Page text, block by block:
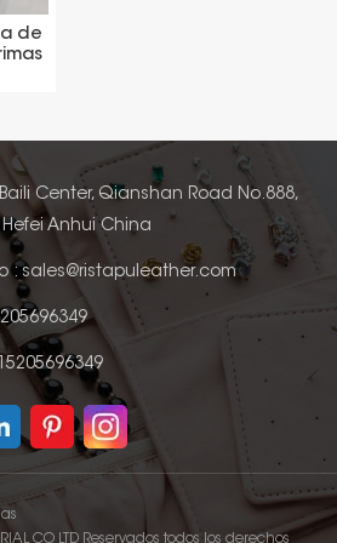
de
Center, Qianshan Road No.888,
Anhui China
: sales@ristapuleather.com
CO LTD Reservados todos los derechos